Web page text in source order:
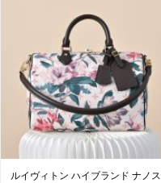
ルイヴィトン ハイブランド ナノス